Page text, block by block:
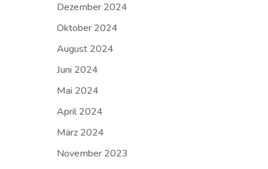
Dezember 2024
Oktober 2024
August 2024
Juni 2024
Mai 2024
April 2024
März 2024
November 2023